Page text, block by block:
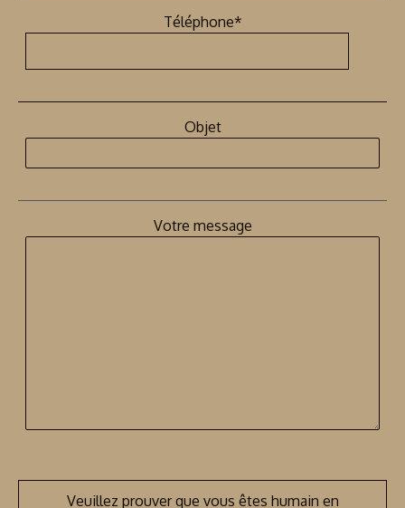
Téléphone*
Objet
Votre message
Veuillez prouver que vous êtes humain en